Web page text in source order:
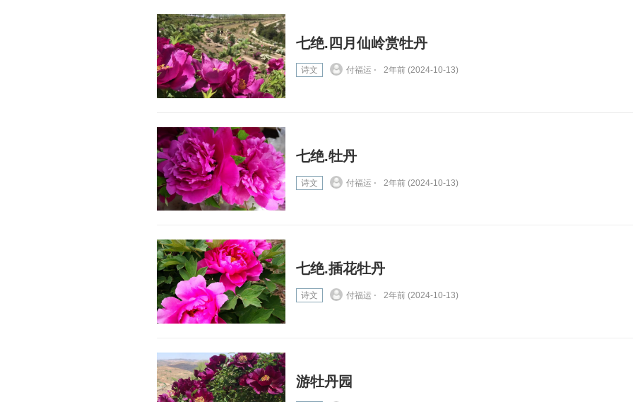
七绝.四月仙岭赏牡丹
诗文 付福运 ⋅ 2年前 (2024-10-13)
七绝.牡丹
诗文 付福运 ⋅ 2年前 (2024-10-13)
七绝.插花牡丹
诗文 付福运 ⋅ 2年前 (2024-10-13)
游牡丹园